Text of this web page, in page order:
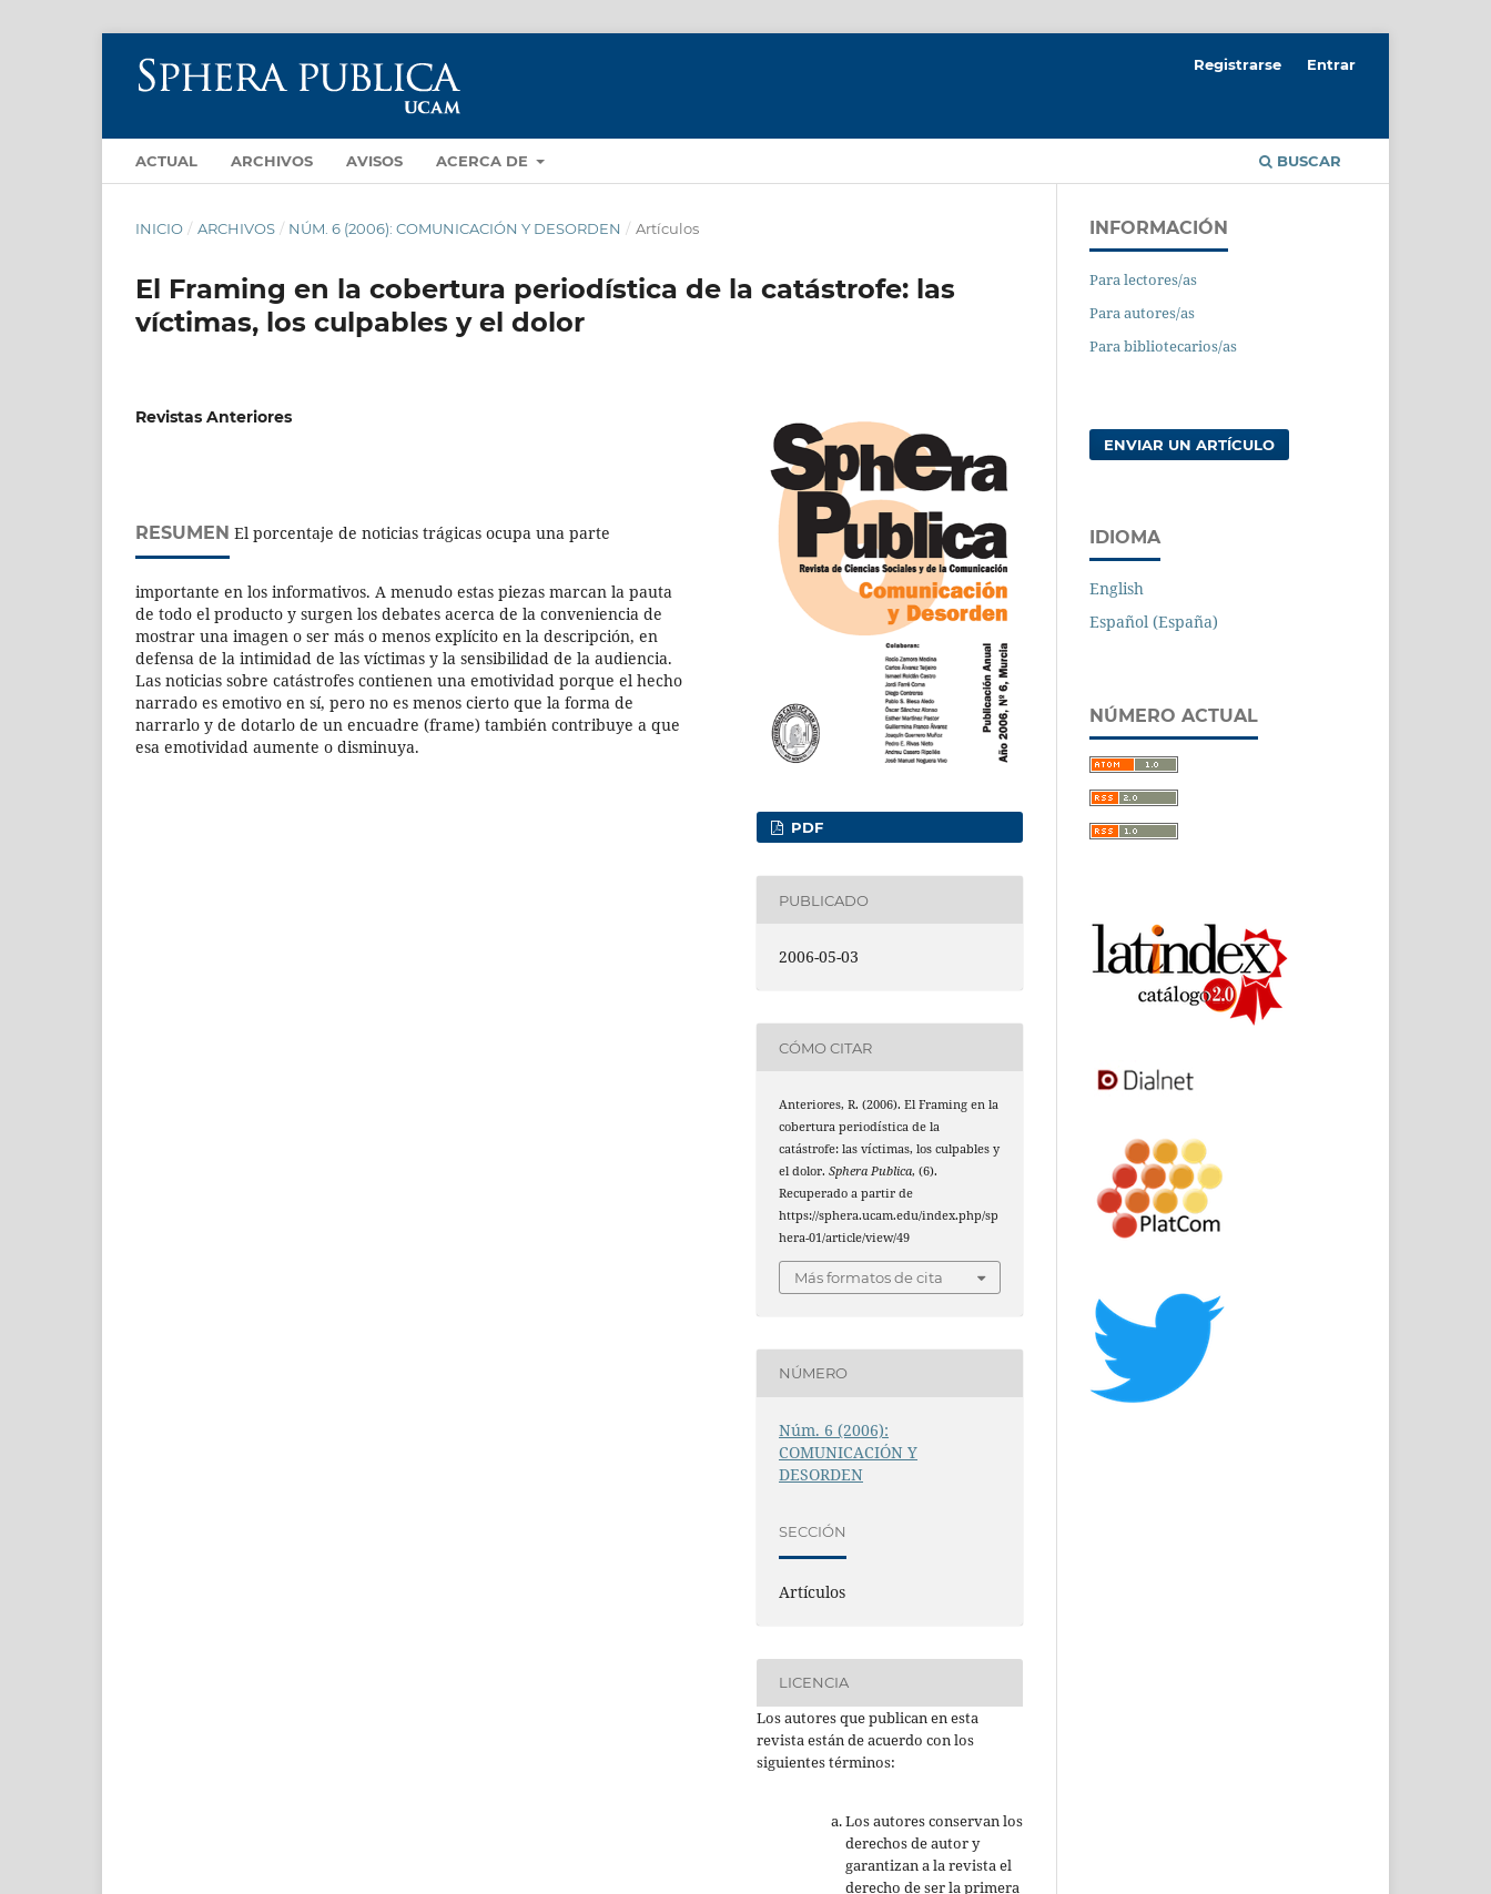
ACTUAL ARCHIVOS AVISOS ACERCA DE BUSCAR
Registrarse Entrar
INICIO / ARCHIVOS / NÚM. 6 (2006): COMUNICACIÓN Y DESORDEN / Artículos
El Framing en la cobertura periodística de la catástrofe: las
víctimas, los culpables y el dolor
Revistas Anteriores
RESUMEN El porcentaje de noticias trágicas ocupa una parte
importante en los informativos. A menudo estas piezas marcan la pauta
de todo el producto y surgen los debates acerca de la conveniencia de
mostrar una imagen o ser más o menos explícito en la descripción, en
defensa de la intimidad de las víctimas y la sensibilidad de la audiencia.
Las noticias sobre catástrofes contienen una emotividad porque el hecho
narrado es emotivo en sí, pero no es menos cierto que la forma de
narrarlo y de dotarlo de un encuadre (frame) también contribuye a que
esa emotividad aumente o disminuya.
PDF
PUBLICADO
2006-05-03
CÓMO CITAR
Anteriores, R. (2006). El Framing en la
cobertura periodística de la
catástrofe: las víctimas, los culpables y
el dolor.Sphera Publica, (6).
Recuperado a partir de
https://sphera.ucam.edu/index.php/sp
hera-01/article/view/49
Más formatos de cita
NÚMERO
Núm. 6 (2006):
COMUNICACIÓN Y
DESORDEN
SECCIÓN
Artículos
LICENCIA
Los autores que publican en esta
revista están de acuerdo con los
siguientes términos:
Los autores conservan los
derechos de autor y
garantizan a la revista el
derecho de ser la primera
INFORMACIÓN
Para lectores/as
Para autores/as
Para bibliotecarios/as
ENVIAR UN ARTÍCULO
IDIOMA
English
Español (España)
NÚMERO ACTUAL